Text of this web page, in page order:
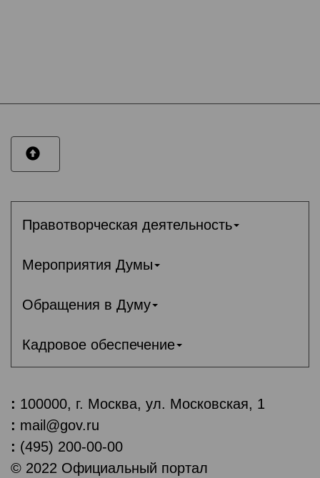
Правотворческая деятельность
Мероприятия Думы
Обращения в Думу
Кадровое обеспечение
: 100000, г. Москва, ул. Московская, 1
: mail@gov.ru
: (495) 200-00-00
© 2022 Официальный портал